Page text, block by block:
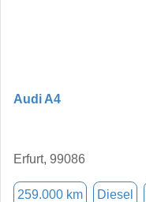
Audi A4
Erfurt, 99086
259.000 km Diesel